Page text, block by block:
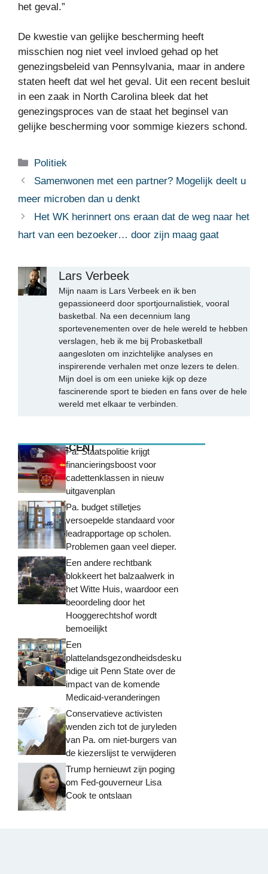
het geval.”
De kwestie van gelijke bescherming heeft
misschien nog niet veel invloed gehad op het
genezingsbeleid van Pennsylvania, maar in andere
staten heeft dat wel het geval. Uit een recent besluit
in een zaak in North Carolina bleek dat het
genezingsproces van de staat het beginsel van
gelijke bescherming voor sommige kiezers schond.
Categorieën
Politiek
Samenwonen met een partner? Mogelijk deelt u
meer microben dan u denkt
Het WK herinnert ons eraan dat de weg naar het
hart van een bezoeker… door zijn maag gaat
Lars Verbeek
Mijn naam is Lars Verbeek en ik ben
gepassioneerd door sportjournalistiek, vooral
basketbal. Na een decennium lang
sportevenementen over de hele wereld te hebben
verslagen, heb ik me bij Probasketball
aangesloten om inzichtelijke analyses en
inspirerende verhalen met onze lezers te delen.
Mijn doel is om een unieke kijk op deze
fascinerende sport te bieden en fans over de hele
wereld met elkaar te verbinden.
MEEST RECENTPa. Staatspolitie krijgt
financieringsboost voor
cadettenklassen in nieuw
uitgavenplan
Pa. budget stilletjes
versoepelde standaard voor
leadrapportage op scholen.
Problemen gaan veel dieper.
Een andere rechtbank
blokkeert het balzaalwerk in
het Witte Huis, waardoor een
beoordeling door het
Hooggerechtshof wordt
bemoeilijkt
Een
plattelandsgezondheidsdesku
ndige uit Penn State over de
impact van de komende
Medicaid-veranderingen
Conservatieve activisten
wenden zich tot de juryleden
van Pa. om niet-burgers van
de kiezerslijst te verwijderen
Trump hernieuwt zijn poging
om Fed-gouverneur Lisa
Cook te ontslaan